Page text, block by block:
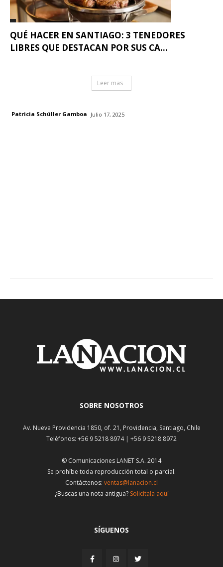
QUÉ HACER EN SANTIAGO: 3 TENEDORES
LIBRES QUE DESTACAN POR SUS CA...
Leer mas
Patricia Schüller Gamboa Julio 17, 2025
SOBRE NOSOTROS
Av. Nueva Providencia 1850, of. 21, Providencia, Santiago, Chile
Teléfonos: +56 9 5218 8974 | +56 9 5218 8972
© Comunicaciones LANET S.A. 2014
Se prohíbe toda reproducción total o parcial.
Contáctenos: ventas@lanacion.cl
¿Buscas una nota antigua? Solicítala aquí
SÍGUENOS